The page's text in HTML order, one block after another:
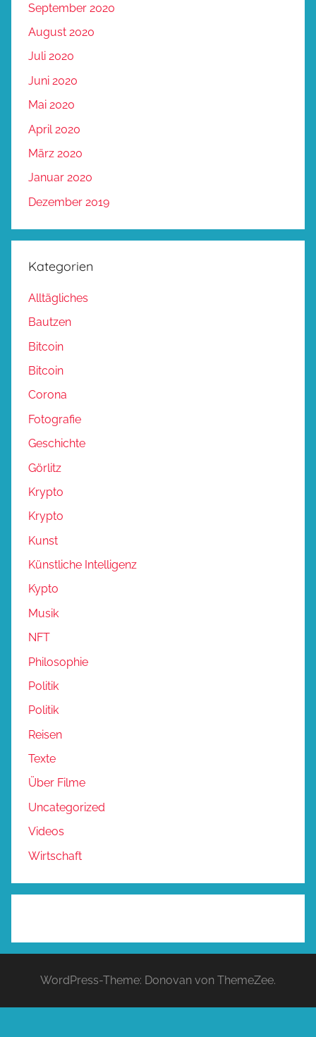
September 2020
August 2020
Juli 2020
Juni 2020
Mai 2020
April 2020
März 2020
Januar 2020
Dezember 2019
Kategorien
Alltägliches
Bautzen
Bitcoin
Bitcoin
Corona
Fotografie
Geschichte
Görlitz
Krypto
Krypto
Kunst
Künstliche Intelligenz
Kypto
Musik
NFT
Philosophie
Politik
Politik
Reisen
Texte
Über Filme
Uncategorized
Videos
Wirtschaft
WordPress-Theme: Donovan von ThemeZee.